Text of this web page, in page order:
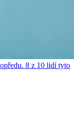
8 z 10 lidí tyto